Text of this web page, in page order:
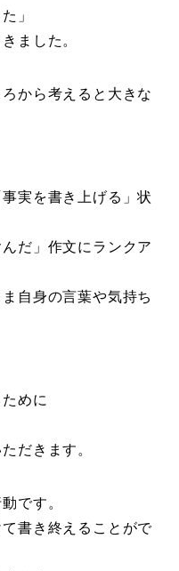
」
ました。
から考えると大きな
実を書き上げる」状
だ」作文にランクア
自身の言葉や気持ち
めに
だきます。
です。
書き終えることがで